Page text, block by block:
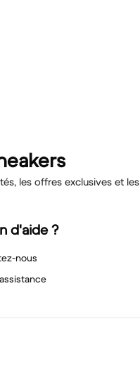
les offres exclusives et les
d'aide ?
nous